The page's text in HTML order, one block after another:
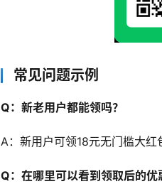
常见问题示例
Q：新老用户都能领吗？
A：新用户可领18元无门槛大红
Q：在哪里可以看到领取后的优